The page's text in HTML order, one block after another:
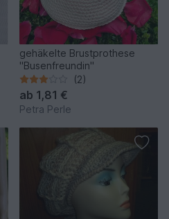
gehäkelte Brustprothese
"Busenfreundin"
(2)
ab 1,81 €
Petra Perle